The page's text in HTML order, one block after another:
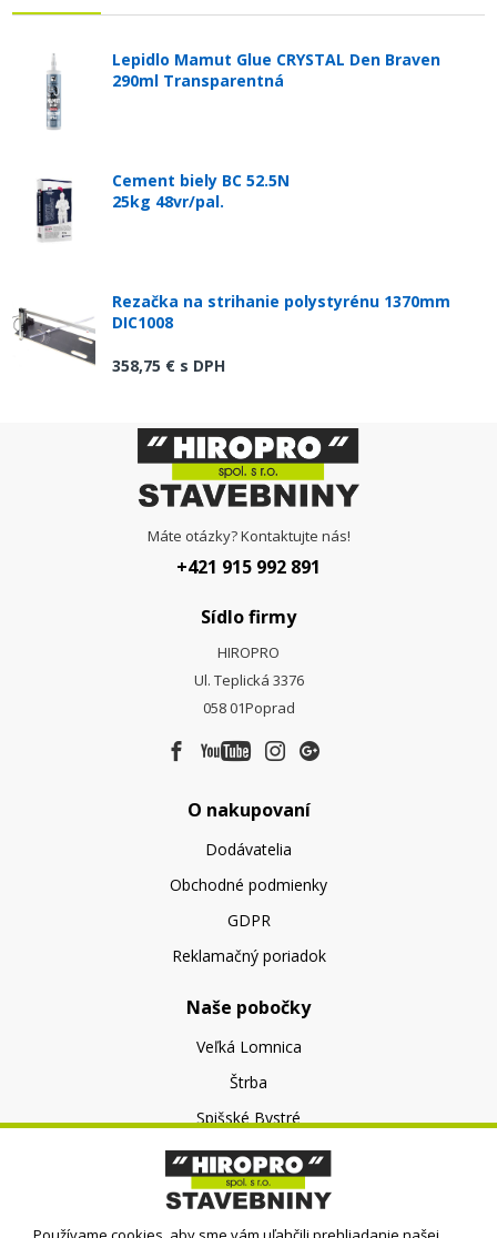
Lepidlo Mamut Glue CRYSTAL Den Braven
290ml Transparentná
Cement biely BC 52.5N
25kg 48vr/pal.
Rezačka na strihanie polystyrénu 1370mm
DIC1008
358,75 € s DPH
Máte otázky? Kontaktujte nás!
+421 915 992 891
Sídlo firmy
HIROPRO
Ul. Teplická 3376
058 01Poprad
O nakupovaní
Dodávatelia
Obchodné podmienky
GDPR
Reklamačný poriadok
Naše pobočky
Veľká Lomnica
Štrba
Spišské Bystré
O nás
O spoločnosti